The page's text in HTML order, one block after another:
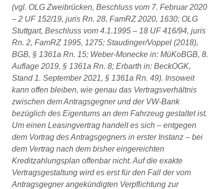
(vgl. OLG Zweibrücken, Beschluss vom 7. Februar 2020
– 2 UF 152/19, juris Rn. 28, FamRZ 2020, 1630; OLG
Stuttgart, Beschluss vom 4.1.1995 – 18 UF 416/94, juris
Rn. 2, FamRZ 1995, 1275; Staudinger/Voppel (2018),
BGB, § 1361a Rn. 15; Weber-Monecke in: MüKoBGB, 8.
Auflage 2019, § 1361a Rn. 8; Erbarth in: BeckOGK,
Stand 1. September 2021, § 1361a Rn. 49). Insoweit
kann offen bleiben, wie genau das Vertragsverhältnis
zwischen dem Antragsgegner und der VW-Bank
bezüglich des Eigentums an dem Fahrzeug gestaltet ist.
Um einen Leasingvertrag handelt es sich – entgegen
dem Vortrag des Antragsgegners in erster Instanz – bei
dem Vertrag nach dem bisher eingereichten
Kreditzahlungsplan offenbar nicht. Auf die exakte
Vertragsgestaltung wird es erst für den Fall der vom
Antragsgegner angekündigten Verpflichtung zur